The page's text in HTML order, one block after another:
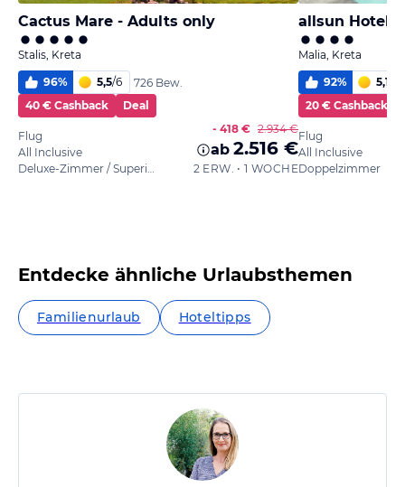
Cactus Mare - Adults only
Stalis, Kreta
96% 5,5/6
726 Bew.
40 € Cashback
Deal
Flug
All Inclusive
Deluxe-Zimmer / Superior
- 418 € 2.934 €
ab 2.516 €
2 ERW. • 1 WOCHE
allsun Hotel
Malia, Kreta
92% 5,1
20 € Cashback
Flug
All Inclusive
Doppelzimmer
Entdecke ähnliche Urlaubsthemen
Familienurlaub Hoteltipps